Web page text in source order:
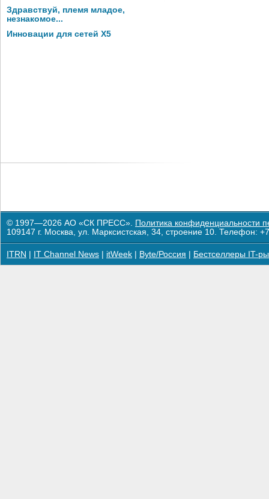
Здравствуй, племя младое,
незнакомое...
Инновации для сетей X5
© 1997—2026 АО «СК ПРЕСС». Политика конфиденциальности
109147 г. Москва, ул. Марксистская, 34, строение 10. Телефон:
ITRN IT Channel News itWeek Byte/Россия Бестселлеры IT-